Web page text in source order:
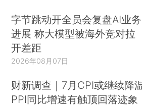
字节跳动开全员会复盘AI业务
进展 称大模型被海外竞对拉
开差距
2026年08月07日
财新调查｜7月CPI或继续降
PPI同比增速有触顶回落迹象